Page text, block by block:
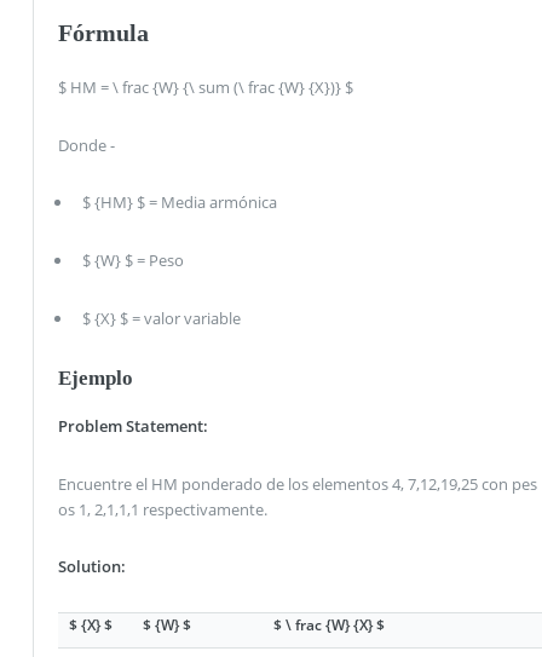
Fórmula
$ HM = \ frac {W} {\ sum (\ frac {W} {X})} $
Donde -
$ {HM} $ = Media armónica
$ {W} $ = Peso
$ {X} $ = valor variable
Ejemplo
Problem Statement:
Encuentre el HM ponderado de los elementos 4, 7,12,19,25 con pes
os 1, 2,1,1,1 respectivamente.
Solution:
$ {X} $ $ {W} $ $ \ frac {W} {X} $